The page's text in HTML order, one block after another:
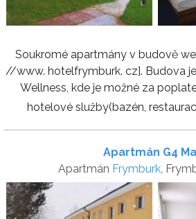
Soukromé apartmány v budově
//www. hotelfrymburk. cz]. Budova
Wellness, kde je možné za
hotelové služby(bazén,
Apartmán G4
Apartmán Frymburk,